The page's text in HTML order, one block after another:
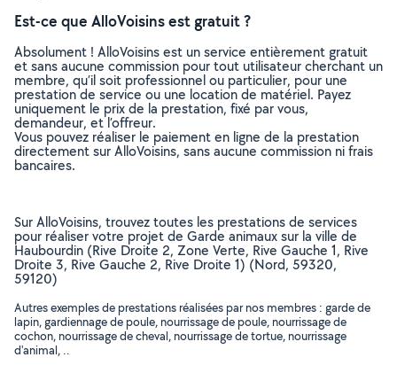
Est-ce que AlloVoisins est gratuit ?
Absolument ! AlloVoisins est un service entièrement gratuit
et sans aucune commission pour tout utilisateur cherchant un
membre, qu’il soit professionnel ou particulier, pour une
prestation de service ou une location de matériel. Payez
uniquement le prix de la prestation, fixé par vous,
demandeur, et l’offreur.
Vous pouvez réaliser le paiement en ligne de la prestation
directement sur AlloVoisins, sans aucune commission ni frais
bancaires.
Sur AlloVoisins, trouvez toutes les prestations de services
pour réaliser votre projet de Garde animaux sur la ville de
Haubourdin (Rive Droite 2, Zone Verte, Rive Gauche 1, Rive
Droite 3, Rive Gauche 2, Rive Droite 1) (Nord, 59320,
59120)
Autres exemples de prestations réalisées par nos membres : garde de
lapin, gardiennage de poule, nourrissage de poule, nourrissage de
cochon, nourrissage de cheval, nourrissage de tortue, nourrissage
d'animal, ..